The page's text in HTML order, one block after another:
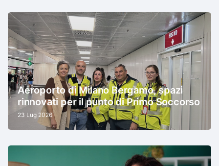
Aeroporto di Milano Bergamo, spazi
rinnovati per il punto di Primo Soccorso
23 Lug 2026